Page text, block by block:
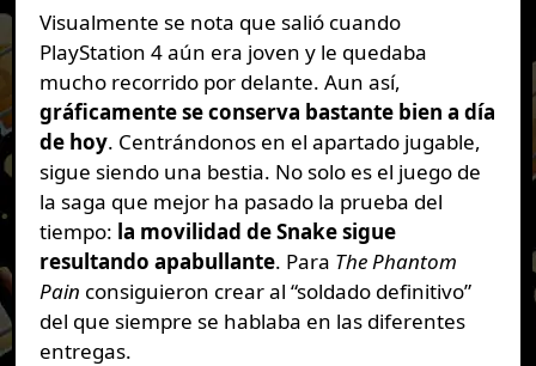
Visualmente se nota que salió cuando
PlayStation 4 aún era joven y le quedaba
mucho recorrido por delante. Aun así,
gráficamente se conserva bastante bien a día
de hoy. Centrándonos en el apartado jugable,
sigue siendo una bestia. No solo es el juego de
la saga que mejor ha pasado la prueba del
tiempo: la movilidad de Snake sigue
resultando apabullante. Para The Phantom
Pain consiguieron crear al “soldado definitivo”
del que siempre se hablaba en las diferentes
entregas.